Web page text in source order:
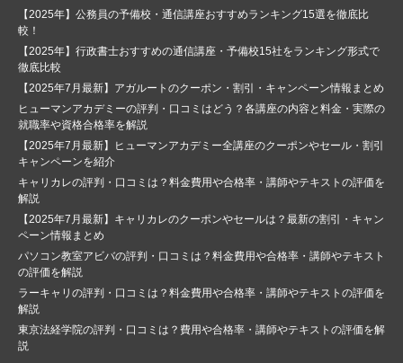
【2025年】公務員の予備校・通信講座おすすめランキング15選を徹底比
較！
【2025年】行政書士おすすめの通信講座・予備校15社をランキング形式で
徹底比較
【2025年7月最新】アガルートのクーポン・割引・キャンペーン情報まとめ
ヒューマンアカデミーの評判・口コミはどう？各講座の内容と料金・実際の
就職率や資格合格率を解説
【2025年7月最新】ヒューマンアカデミー全講座のクーポンやセール・割引
キャンペーンを紹介
キャリカレの評判・口コミは？料金費用や合格率・講師やテキストの評価を
解説
【2025年7月最新】キャリカレのクーポンやセールは？最新の割引・キャン
ペーン情報まとめ
パソコン教室アビバの評判・口コミは？料金費用や合格率・講師やテキスト
の評価を解説
ラーキャリの評判・口コミは？料金費用や合格率・講師やテキストの評価を
解説
東京法経学院の評判・口コミは？費用や合格率・講師やテキストの評価を解
説